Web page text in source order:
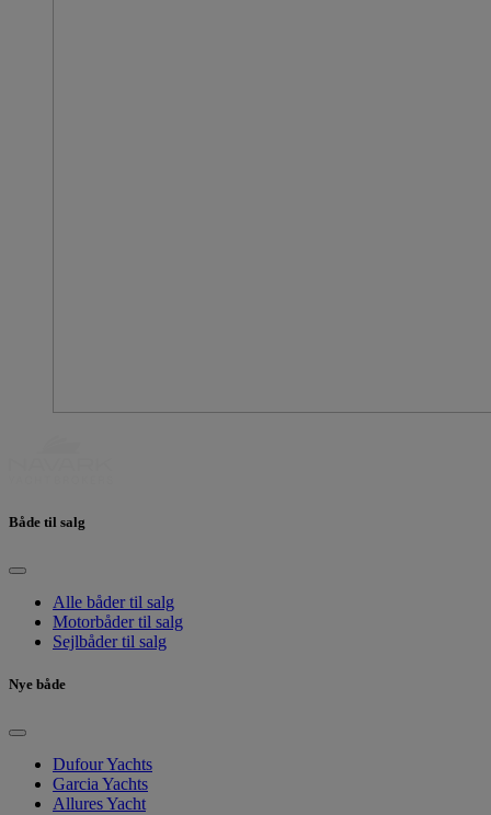
Både til salg
Alle båder til salg
Motorbåder til salg
Sejlbåder til salg
Nye både
Dufour Yachts
Garcia Yachts
Allures Yacht